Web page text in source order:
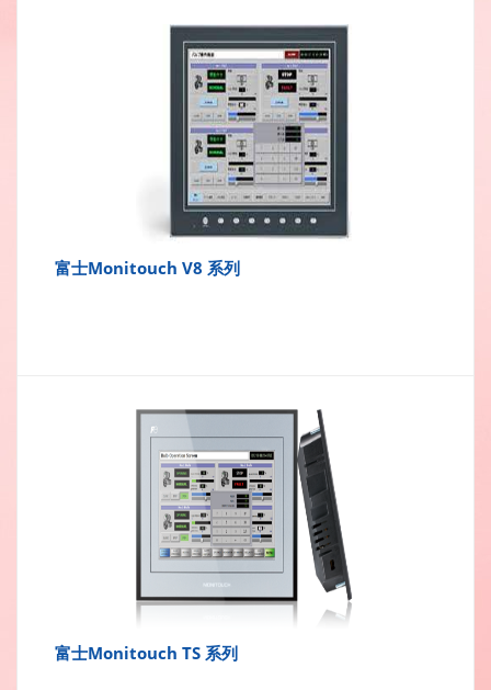
富士Monitouch V8 系列
富士Monitouch TS 系列